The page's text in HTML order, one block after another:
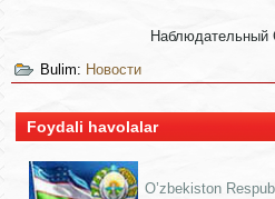
Bulim: Новости
Foydali havolalar
O’zbekiston